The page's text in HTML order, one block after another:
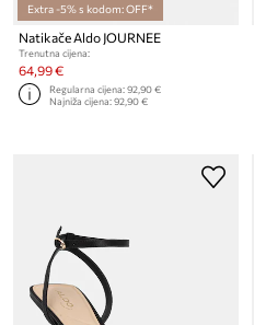
Extra -5% s kodom: OFF*
Natikače Aldo JOURNEE
Trenutna cijena:
64,99 €
Regularna cijena:92,90 €
Najniža cijena:92,90 €